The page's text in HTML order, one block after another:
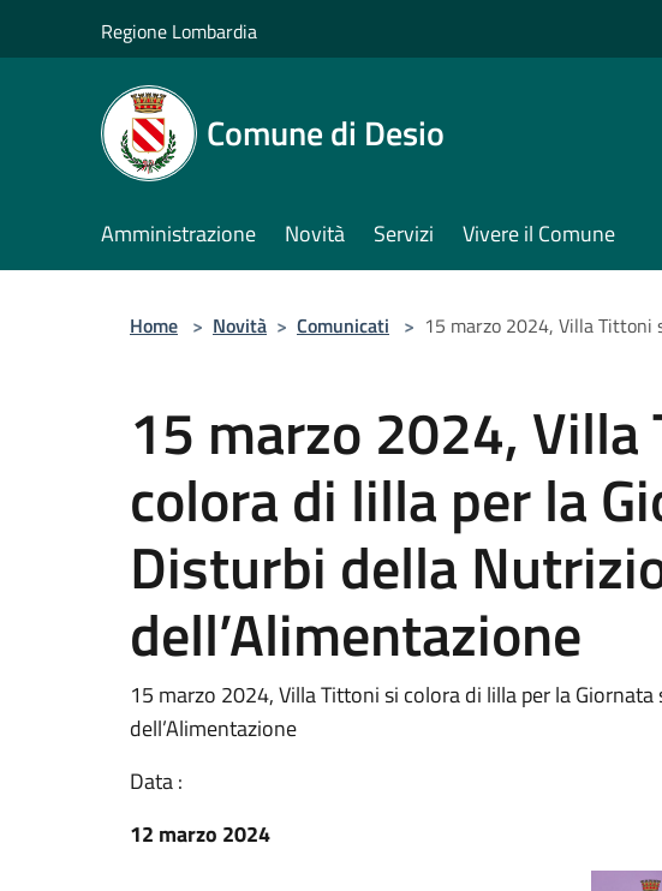
Regione Lombardia
Comune di Desio
Amministrazione Novità Servizi Vivere il Comune
Home > Novità > Comunicati > 15 marzo 2024, Villa Tittoni
15 marzo 2024,
colora di lilla per la
Disturbi della
dell’Alimentazione
15 marzo 2024, Villa Tittoni si colora di lilla per la
dell’Alimentazione
Data :
12 marzo 2024